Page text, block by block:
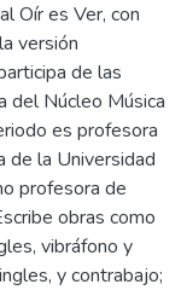
Oír es Ver, con
versión
de las
del Núcleo Música
es profesora
de la Universidad
profesora de
obras como
vibráfono y
y contrabajo;